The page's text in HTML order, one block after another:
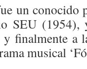
un conocido
SEU (1954),
finalmente a
musical